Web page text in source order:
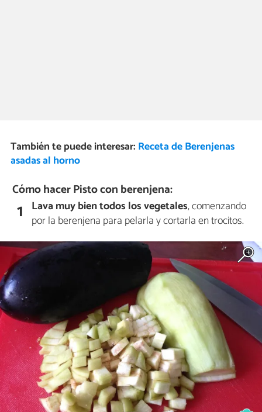
También te puede interesar: Receta de Berenjenas
asadas al horno
Cómo hacer Pisto con berenjena:
1 Lava muy bien todos los vegetales, comenzando
por la berenjena para pelarla y cortarla en trocitos.